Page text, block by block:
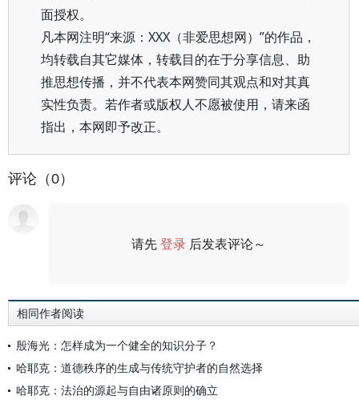
面授权。
凡本网注明“来源：XXX（非爱思想网）”的作品，
均转载自其它媒体，转载目的在于分享信息、助
推思想传播，并不代表本网赞同其观点和对其真
实性负责。若作者或版权人不愿被使用，请来函
指出，本网即予改正。
评论（0）
请先登录 后发表评论～
相同作者阅读
殷海光：怎样成为一个健全的知识分子？
哈耶克：道德秩序的生成与传统守护者的自然选择
哈耶克：法治的源起与自由诸原则的确立